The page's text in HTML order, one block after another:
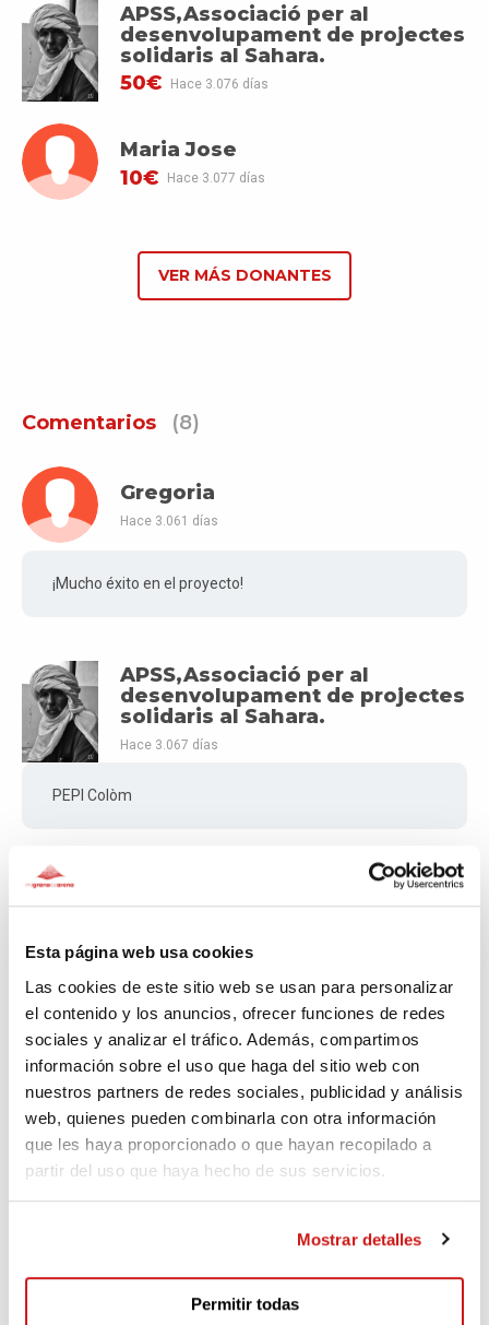
Esta página web usa cookies
Las cookies de este sitio web se usan para personalizar
el contenido y los anuncios, ofrecer funciones de redes
sociales y analizar el tráfico. Además, compartimos
información sobre el uso que haga del sitio web con
nuestros partners de redes sociales, publicidad y análisis
web, quienes pueden combinarla con otra información
que les haya proporcionado o que hayan recopilado a
partir del uso que haya hecho de sus servicios.
Mostrar detalles
Permitir todas
APSS,Associació per al
desenvolupament de projectes
solidaris al Sahara.
50€
Hace 3.076 días
Maria Jose
10€
Hace 3.077 días
VER MÁS DONANTES
Comentarios (8)
Gregoria
Hace 3.061 días
¡Mucho éxito en el proyecto!
APSS,Associació per al
desenvolupament de projectes
solidaris al Sahara.
Hace 3.067 días
PEPI Colòm
Molt bona feina la de l'APSS. A seguir endavant
APSS,Associació per al
desenvolupament de projectes
solidaris al Sahara.
Hace 3.076 días
Amigos Josefina
Maria Jose